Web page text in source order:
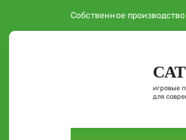
Собственное
игровые
для